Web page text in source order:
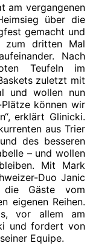
am vergangenen
über die
gemacht und
zum dritten Mal
Nach
Teufeln im
zuletzt mit
und wollen nun
können wir
erklärt Glinicki.
aus Trier
des besseren
– und wollen
Mit Mark
Duo Janic
Gäste vom
eigenen Reihen.
vor allem am
und fordert von
Equipe.